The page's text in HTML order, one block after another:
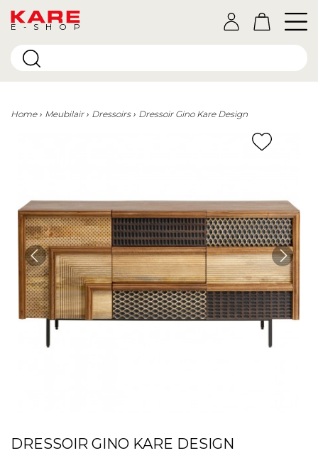
E-SHOP
Home Meubilair Dressoirs Dressoir Gino Kare Design
DRESSOIR GINO KARE DESIGN